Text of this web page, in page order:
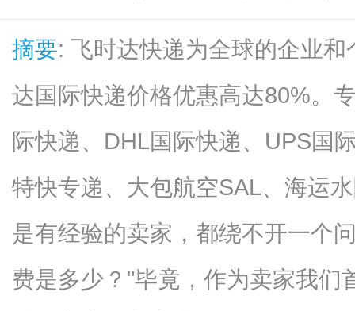
摘要: 飞时达快递为全球的企业
达国际快递价格优惠高达80%。
际快递、DHL国际快递、UPS国
特快专递、大包航空SAL、海运
是有经验的卖家，都绕不开一个
费是多少？"毕竟，作为卖家我们